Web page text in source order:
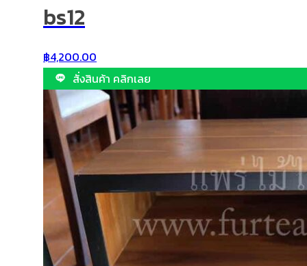
bs12
฿4,200.00
สั่งสินค้า คลิกเลย